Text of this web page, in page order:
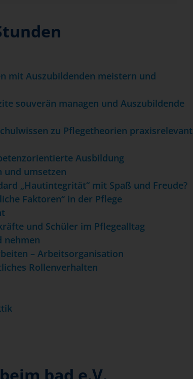
mit Auszubildenden meistern und
souverän managen und Auszubildende
zu Pflegetheorien praxisrelevant
Ausbildung
und umsetzen
„Hautintegrität“ mit Spaß und Freude?
Faktoren“ in der Pflege
und Schüler im Pflegealltag
nehmen
– Arbeitsorganisation
Rollenverhalten
bad e.V.